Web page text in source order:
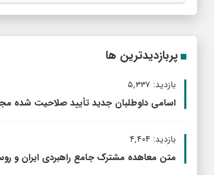
پربازدیدترین ها
بازدید: ۵,۳۳۷
اسامی داوطلبان جدید تأیید صلاحیت شده
بازدید: ۴,۴۰۴
متن معاهده مشترک جامع راهبردی ایران و